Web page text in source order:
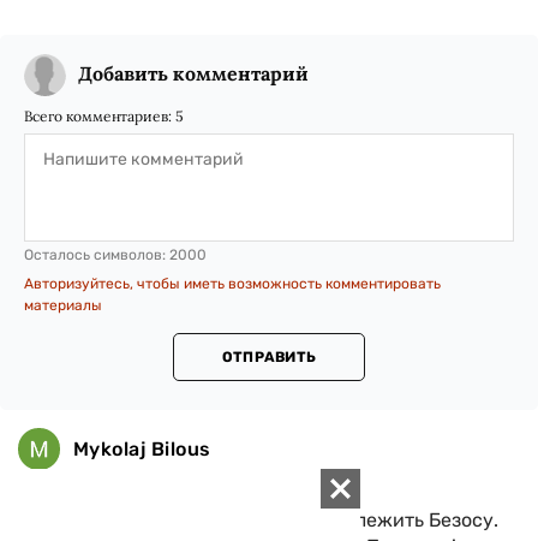
Добавить комментарий
Всего комментариев: 5
Осталось символов: 2000
Авторизуйтесь, чтобы иметь возможность комментировать
материалы
ОТПРАВИТЬ
Mykolaj Bilous
Якщо не помиляюсь, Таймс належить Безосу.